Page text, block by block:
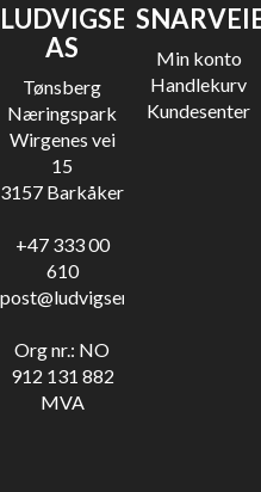
LUDVIGSEN
AS
Tønsberg
Næringspark
Wirgenes vei
15
3157 Barkåker
+47 333 00
610
post@ludvigsen.no
Org nr.: NO
912 131 882
MVA
Min konto
Handlekurv
Kundesenter